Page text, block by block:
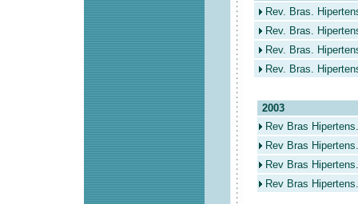
Rev. Bras.
Rev. Bras.
Rev. Bras.
Rev. Bras.
2003
Rev Bras
Rev Bras
Rev Bras
Rev Bras